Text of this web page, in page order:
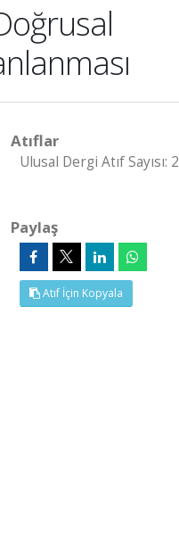
Atıflar
Ulusal Dergi Atıf Sayısı: 2
Paylaş
Atıf İçin Kopyala